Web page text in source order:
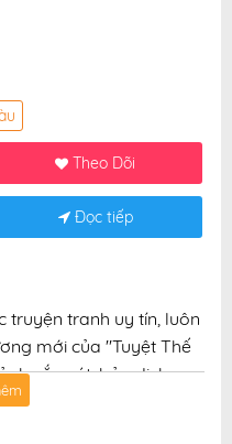
Theo Dõi
Đọc tiếp
truyện tranh uy tín, luôn
mới của "Tuyệt Thế
sắc nét, bản dịch
mang đến trải nghiệm
toàn miễn phí cho